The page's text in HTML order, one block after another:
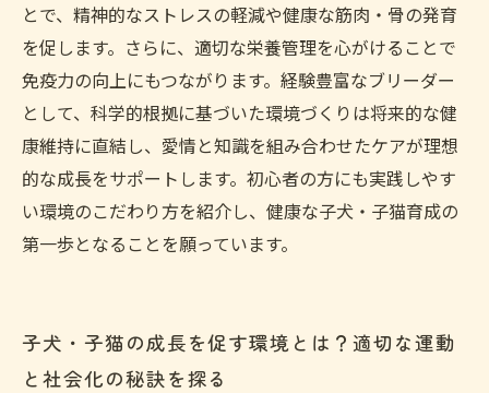
とで、精神的なストレスの軽減や健康な筋肉・骨の発育
を促します。さらに、適切な栄養管理を心がけることで
免疫力の向上にもつながります。経験豊富なブリーダー
として、科学的根拠に基づいた環境づくりは将来的な健
康維持に直結し、愛情と知識を組み合わせたケアが理想
的な成長をサポートします。初心者の方にも実践しやす
い環境のこだわり方を紹介し、健康な子犬・子猫育成の
第一歩となることを願っています。
子犬・子猫の成長を促す環境とは？適切な運動
と社会化の秘訣を探る